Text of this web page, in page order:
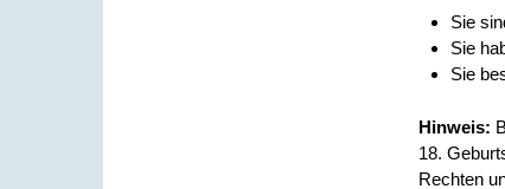
Sie
Sie
Sie
Hinweis:
18.
Rechten